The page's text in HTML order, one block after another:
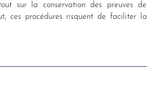
sur la conservation des preuves de
ces procédures risquent de faciliter la